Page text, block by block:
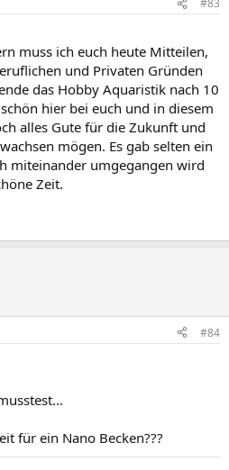
#83
muss ich euch heute Mitteilen,
und Privaten Gründen
das Hobby Aquaristik nach 10
hier bei euch und in diesem
alles Gute für die Zukunft und
mögen. Es gab selten ein
miteinander umgegangen wird
Zeit.
#84
für ein Nano Becken???